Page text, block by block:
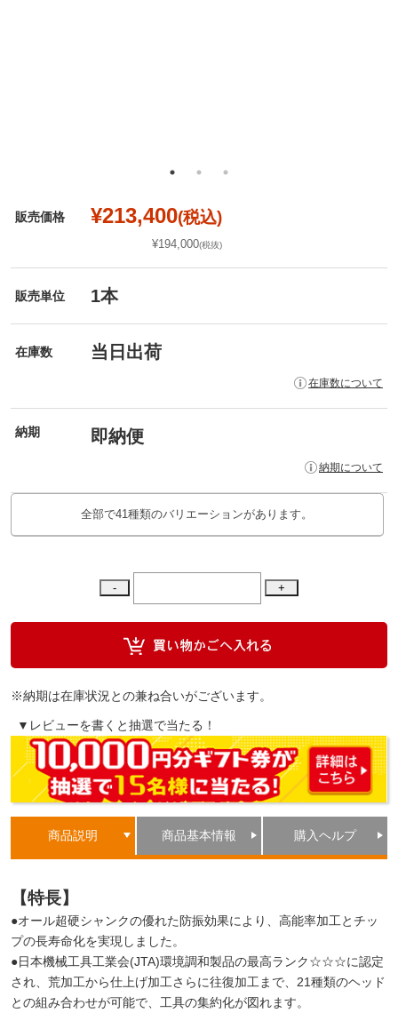
販売価格 ¥213,400(税込)
¥194,000(税抜)
販売単位 1本
在庫数 当日出荷
在庫数について
納期 即納便
納期について
全部で41種類のバリエーションがあります。
※納期は在庫状況との兼ね合いがございます。
▼レビューを書くと抽選で当たる！
商品説明 商品基本情報 購入ヘルプ
【特長】
●オール超硬シャンクの優れた防振効果により、高能率加工とチッ
プの長寿命化を実現しました。
●日本機械工具工業会(JTA)環境調和製品の最高ランク☆☆☆に認定
され、荒加工から仕上げ加工さらに往復加工まで、21種類のヘッド
との組み合わせが可能で、工具の集約化が図れます。